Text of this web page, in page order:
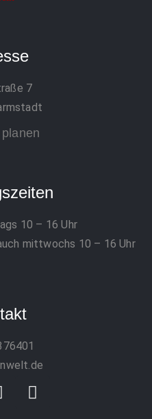
7
10 – 16 Uhr
mittwochs 10 – 16 Uhr